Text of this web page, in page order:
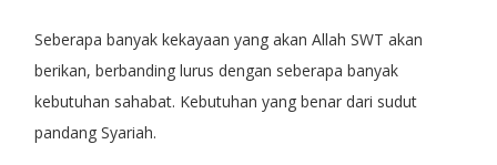
Seberapa banyak kekayaan yang akan Allah SWT akan
berikan, berbanding lurus dengan seberapa banyak
kebutuhan sahabat. Kebutuhan yang benar dari sudut
pandang Syariah.